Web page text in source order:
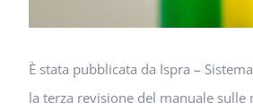
È stata pubblicata da Ispra –
la terza revisione del manuale